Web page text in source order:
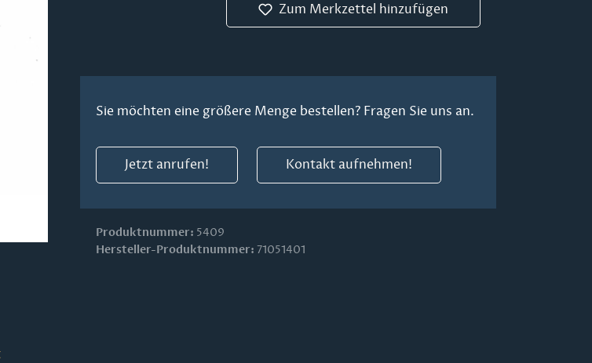
Zum Merkzettel hinzufügen
Sie möchten eine größere Menge bestellen? Fragen Sie uns an.
Jetzt anrufen! Kontakt aufnehmen!
Produktnummer: 5409
Hersteller-Produktnummer: 71051401